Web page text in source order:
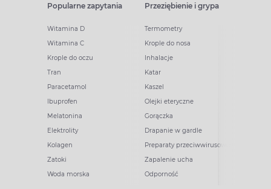
Popularne zapytania
Witamina D
Witamina C
Krople do oczu
Tran
Paracetamol
Ibuprofen
Melatonina
Elektrolity
Kolagen
Zatoki
Woda morska
Przeziębienie i grypa
Termometry
Krople do nosa
Inhalacje
Katar
Kaszel
Olejki eteryczne
Gorączka
Drapanie w gardle
Preparaty przeciwwirusowe
Zapalenie ucha
Odporność